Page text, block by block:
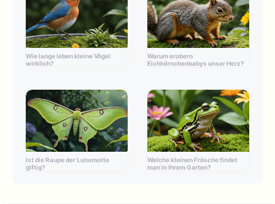
Wie lange leben kleine Vögel
wirklich?
Warum erobern
Eichhörnchenbabys unser Herz?
Ist die Raupe der Lunamotte
giftig?
Welche kleinen Frösche findet
man in Ihrem Garten?